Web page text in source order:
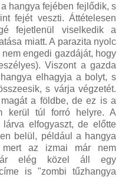
hangya fejében fejlődik, s
fejét veszti. Áttételesen
fejetlenül viselkedik a
miatt. A parazita nyolc
engedi gazdáját, hogy
Viszont a gazda
elhagyja a bolyt, s
s várja végzetét.
a földbe, de ez is a
kerül túl forró helyre. A
elfogyaszt, de előtte
belül, például a hangya
mert az izmai már nem
elég közel áll egy
is "zombi tűzhangya